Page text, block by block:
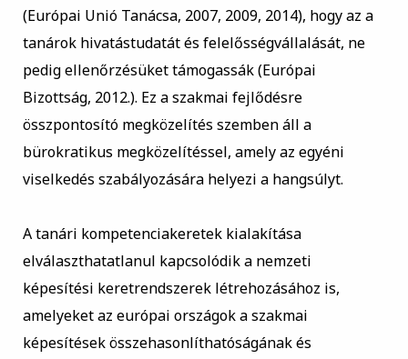
(Európai Unió Tanácsa, 2007, 2009, 2014), hogy az a
tanárok hivatástudatát és felelősségvállalását, ne
pedig ellenőrzésüket támogassák (Európai
Bizottság, 2012.). Ez a szakmai fejlődésre
összpontosító megközelítés szemben áll a
bürokratikus megközelítéssel, amely az egyéni
viselkedés szabályozására helyezi a hangsúlyt.
A tanári kompetenciakeretek kialakítása
elválaszthatatlanul kapcsolódik a nemzeti
képesítési keretrendszerek létrehozásához is,
amelyeket az európai országok a szakmai
képesítések összehasonlíthatóságának és